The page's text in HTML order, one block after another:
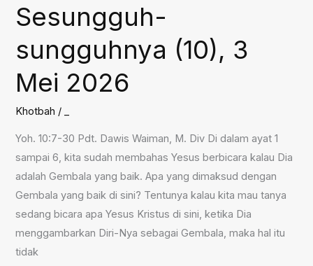
Gereja-
Nya,
10
2026
Sesungguh-
sungguhnya (10), 3
Mei 2026
Khotbah /
Yoh. 10:7-30 Pdt. Dawis Waiman, M. Div Di dalam ayat 1
sampai 6, kita sudah membahas Yesus berbicara kalau Dia
adalah Gembala yang baik. Apa yang dimaksud dengan
Gembala yang baik di sini? Tentunya kalau kita mau tanya
sedang bicara apa Yesus Kristus di sini, ketika Dia
menggambarkan Diri-Nya sebagai Gembala, maka hal itu
tidak